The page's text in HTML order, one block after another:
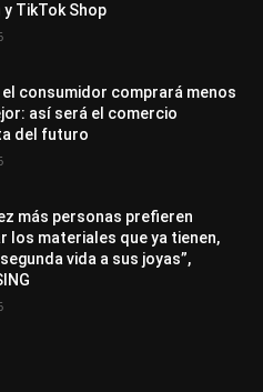
y TikTok Shop
el consumidor comprará menos
así será el comercio
del futuro
más personas prefieren
los materiales que ya tienen,
vida a sus joyas”,